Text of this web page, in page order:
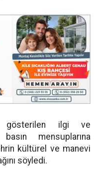
gösterilen ilgi ve
mensuplarına
kültürel ve manevi
söyledi.